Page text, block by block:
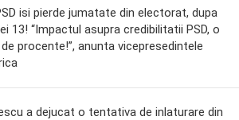
isi pierde jumatate din electorat, dupa
13! “Impactul asupra credibilitatii PSD, o
procente!”, anunta vicepresedintele
a dejucat o tentativa de inlaturare din